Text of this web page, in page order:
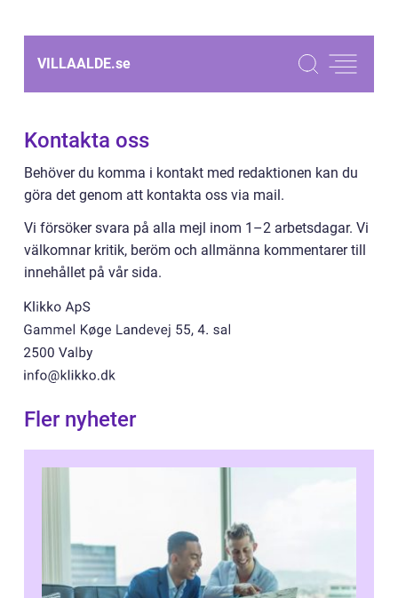
VILLAALDE.se
Kontakta oss
Behöver du komma i kontakt med redaktionen kan du
göra det genom att kontakta oss via mail.
Vi försöker svara på alla mejl inom 1–2 arbetsdagar. Vi
välkomnar kritik, beröm och allmänna kommentarer till
innehållet på vår sida.
Fler nyheter